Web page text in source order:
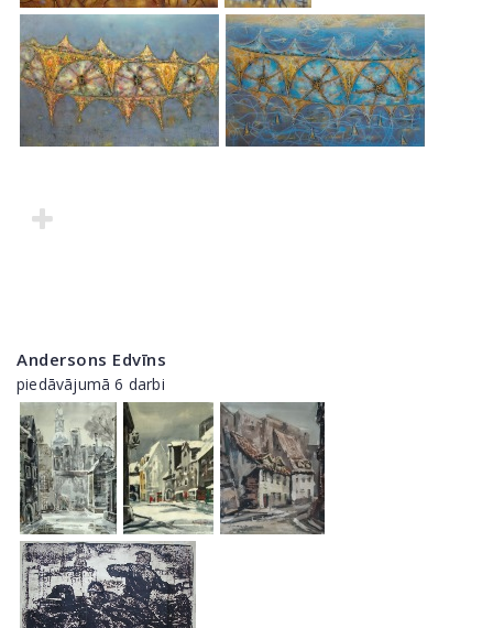
Andersons Edvīns
piedāvājumā 6 darbi